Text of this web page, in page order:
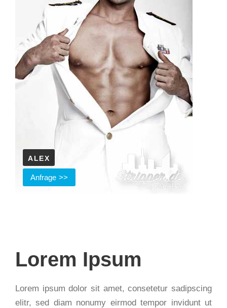
ALEX
Anfrage
Lorem Ipsum
Lorem ipsum dolor sit amet, consetetur sadipscing
elitr, sed diam nonumy eirmod tempor invidunt ut